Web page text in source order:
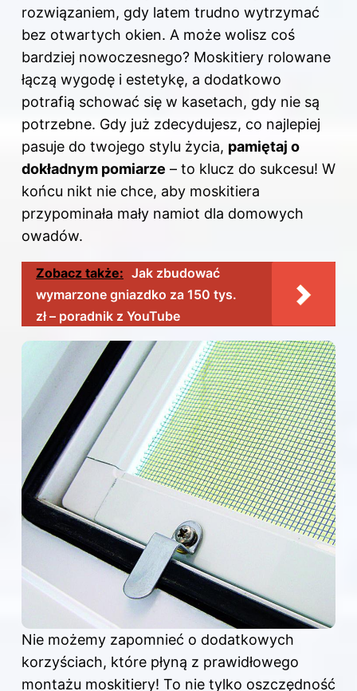
rozwiązaniem, gdy latem trudno wytrzymać
bez otwartych okien. A może wolisz coś
bardziej nowoczesnego? Moskitiery rolowane
łączą wygodę i estetykę, a dodatkowo
potrafią schować się w kasetach, gdy nie są
potrzebne. Gdy już zdecydujesz, co najlepiej
pasuje do twojego stylu życia, pamiętaj o
dokładnym pomiarze – to klucz do sukcesu! W
końcu nikt nie chce, aby moskitiera
przypominała mały namiot dla domowych
owadów.
Zobacz także: Jak zbudować
wymarzone gniazdko za 150 tys.
zł – poradnik z YouTube
Nie możemy zapomnieć o dodatkowych
korzyściach, które płyną z prawidłowego
montażu moskitiery! To nie tylko oszczędność